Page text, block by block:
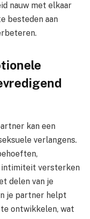
nauw met elkaar
besteden aan
kan een
verlangens.
intimiteit versterken
delen van je
je partner helpt
ontwikkelen, wat